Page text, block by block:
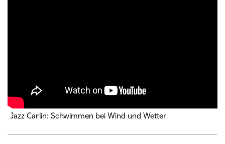
Jazz Carlin: Schwimmen bei Wind und Wetter